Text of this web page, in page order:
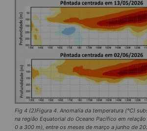
Fig 4 (2)Figura 4. Anomalia da temperatura (°C)
na região Equatorial do Oceano Pacífico em
0 a 300 m), entre os meses de março a junho de